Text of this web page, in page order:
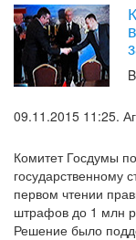
09.11.2015 11:25.
Комитет Госдумы
государственному
первом чтении
штрафов до 1 млн
Решение было